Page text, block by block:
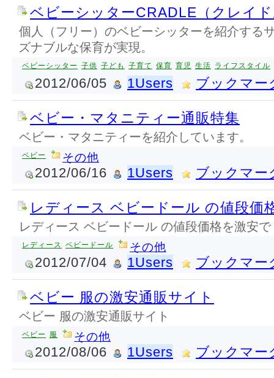
ベビーシッターCRADLE（クレイ
個人（フリー）のベビーシッターを紹介する
ズナブルな保育が実現。
ベビーシッター 子供 子ども 子育て 保育 育児 生活 ライフスタイル
2012/06/05 1Users ブックマー
ベビー・マタニティー通販特集
ベビー・マタニティーを紹介しています。
ベビー その他
2012/06/16 1Users ブックマー
レディース ベビードール の値段価
レディース ベビードール の値段価格を激安で
レディース ベビードール その他
2012/07/04 1Users ブックマー
ベビー 服の激安通販サイト
ベビー 服の激安通販サイト
ベビー 服 その他
2012/08/06 1Users ブックマー